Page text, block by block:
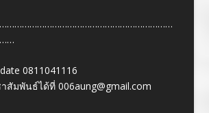
0811041116
สัมพันธ์ได้ที่ 006aung@gmail.com